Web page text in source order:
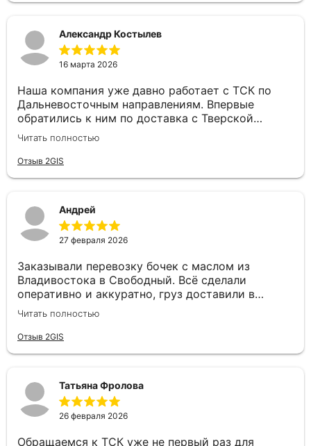
Александр Костылев
16 марта 2026
Наша компания уже давно работает с ТСК по
Дальневосточным направлениям. Впервые
обратились к ним по доставка с Тверской
области до Севастополя, ребята не растерялись.
Все быстро рассчитали, подобрали машину и
доставили оперативно груз. Спасибо большое!
Читать полностью
Отзыв 2GIS
Андрей
27 февраля 2026
Заказывали перевозку бочек с маслом из
Владивостока в Свободный. Всё сделали
оперативно и аккуратно, груз доставили в
целости и в срок. Особую благодарность хочу
выразить менеджеру Валерии — очень приятный
и грамотный специалист. Быстро оформила
удовольствие! Спасибо за качественную работу
и человеческое отношение!
Читать полностью
Отзыв 2GIS
Татьяна Фролова
26 февраля 2026
Обращаемся к ТСК уже не первый раз для